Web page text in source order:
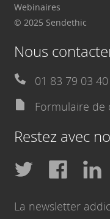
Webinaires
© 2025 Sendethic
Nous
01 83 79 03 40
Formulaire de
Restez avec
La newsletter